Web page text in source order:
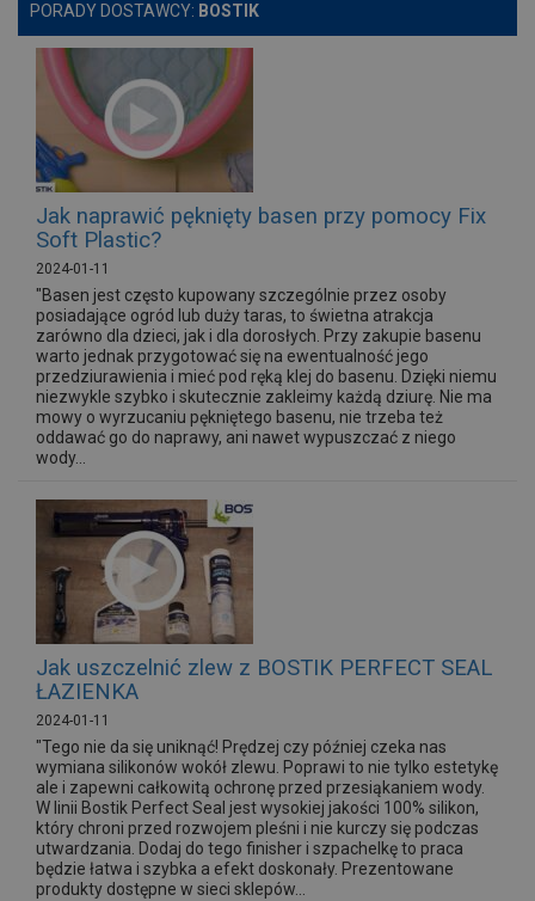
PORADY DOSTAWCY: BOSTIK
Jak naprawić pęknięty basen przy pomocy Fix
Soft Plastic?
2024-01-11
"Basen jest często kupowany szczególnie przez osoby
posiadające ogród lub duży taras, to świetna atrakcja
zarówno dla dzieci, jak i dla dorosłych. Przy zakupie basenu
warto jednak przygotować się na ewentualność jego
przedziurawienia i mieć pod ręką klej do basenu. Dzięki niemu
niezwykle szybko i skutecznie zakleimy każdą dziurę. Nie ma
mowy o wyrzucaniu pękniętego basenu, nie trzeba też
oddawać go do naprawy, ani nawet wypuszczać z niego
wody...
Jak uszczelnić zlew z BOSTIK PERFECT SEAL
ŁAZIENKA
2024-01-11
"Tego nie da się uniknąć! Prędzej czy później czeka nas
wymiana silikonów wokół zlewu. Poprawi to nie tylko estetykę
ale i zapewni całkowitą ochronę przed przesiąkaniem wody.
W linii Bostik Perfect Seal jest wysokiej jakości 100% silikon,
który chroni przed rozwojem pleśni i nie kurczy się podczas
utwardzania. Dodaj do tego finisher i szpachelkę to praca
będzie łatwa i szybka a efekt doskonały. Prezentowane
produkty dostępne w sieci sklepów...